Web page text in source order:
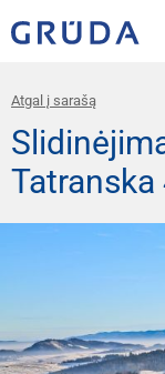
Atgal į sarašą
Tatranska